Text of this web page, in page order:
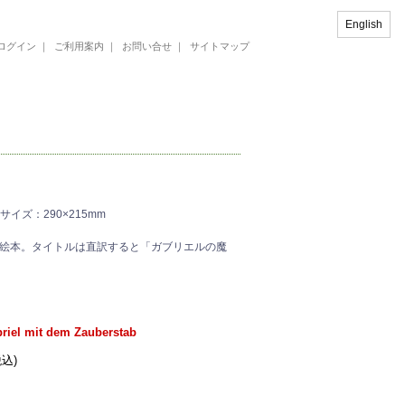
グイン ｜ ご利用案内 ｜ お問い合せ ｜ サイトマップ
イズ：290×215mm
本。タイトルは直訳すると「ガブリエルの魔
mit dem Zauberstab
)
English